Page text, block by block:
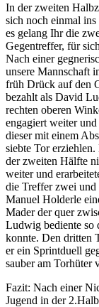
In der zweiten
sich noch einmal
es gelang Ihr die
Gegentreffer, für
Nach einer
unsere Mannschaft
früh Drück auf den
bezahlt als David
rechten oberen
engagiert weiter
dieser mit einem
siebte Tor
der zweiten Hälfte
weiter und
die Treffer zwei
Manuel Holderle
Mader der quer
Ludwig bediente so
konnte. Den dritten
er ein Sprintduell
sauber am Torhüter
Fazit: Nach einer
Jugend in der